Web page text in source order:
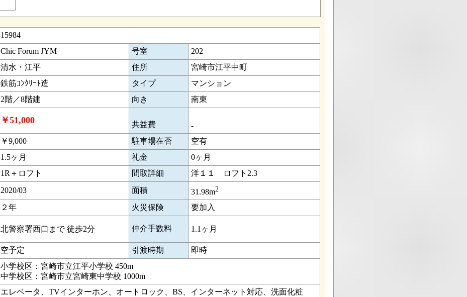
15984
Chic Forum JYM 号室
202
清水・江平 住所
宮崎市江平中町
鉄筋ｺﾝｸﾘｰﾄ造 タイプ
マンション
2階／8階建 向き 南東
￥51,000 共益費
-
￥9,000 駐車場在否
空有
1.5ヶ月 礼金
0ヶ月
1R＋ロフト 間取詳細
洋１１ ロフト2.3
2020/03 面積 31.98m2
２年 火災保険
要加入
北警察署西口まで 徒歩2分 仲介手数料 1.1ヶ月
空予定 引渡時期 即時
小学校区：宮崎市立江平小学校 450m
中学校区：宮崎市立宮崎東中学校 1000m
エレベータ、TVインターホン、オートロック、BS、インターネット対応、洗面化粧